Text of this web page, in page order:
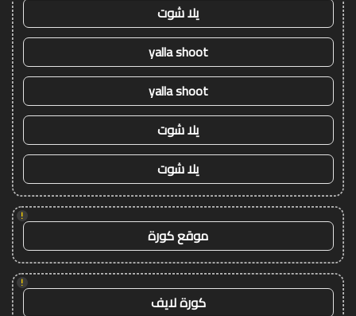
يلا شوت
yalla shoot
yalla shoot
يلا شوت
يلا شوت
!
موقع كورة
!
كورة لايف